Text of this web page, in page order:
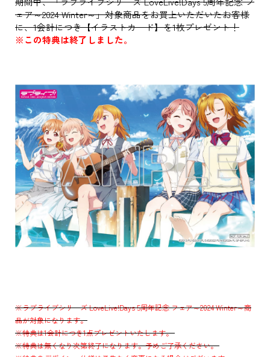
ェア～2024 Winter～」対象商品をお買上いただいたお客様
に、1会計につき【イラストカード】を1枚プレゼント！
※この特典は終了しました。
※ラブライブシリーズ LoveLive!Days 5周年記念 フェア～2024 Winter～商
品が対象になります。
※特典は1会計につき1点プレゼントいたします。
※特典は無くなり次第終了になります。予めご了承ください。